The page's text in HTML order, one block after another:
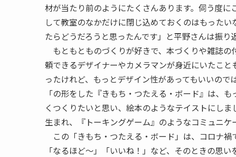
材が当たり前のようにたくさんあります。伺う度
して教室のなかだけに閉じ込めておくのはもった
たらどうだろうと思ったんです」と平野さんは振り
もともとものづくりが好きで、本づくりや雑誌
頼できるデザイナーやカメラマンが身近にいたこ
ったけれど、もっとデザイン性があってもいいので
「の形をした『きもち・つたえる・ボード』は、
くつくりたいと思い、絵本のようなテイストにし
生まれ、『トーキングゲーム』のようなコミュニケ
この「きもち・つたえる・ボード」は、コロナ禍
「なるほど〜」「いいね！」など、そのときの思